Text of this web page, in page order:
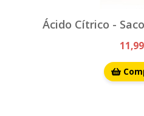
Ácido Cítrico -